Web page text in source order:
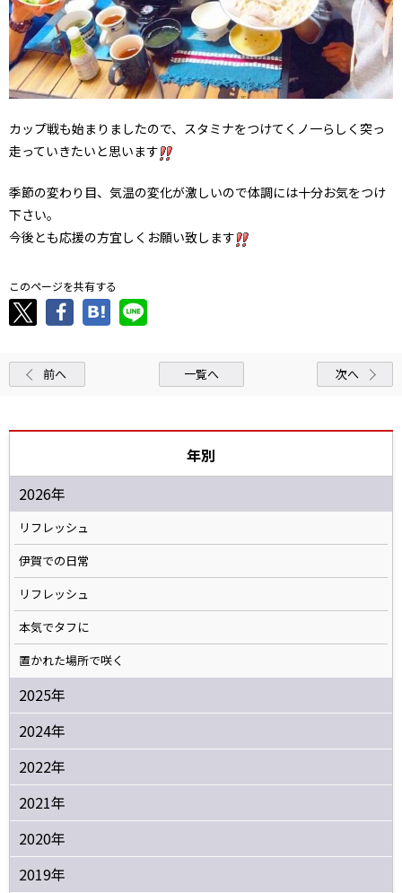
カップ戦も始まりましたので、スタミナをつけてくノ一らしく突っ
走っていきたいと思います
季節の変わり目、気温の変化が激しいので体調には十分お気をつけ
下さい。
今後とも応援の方宜しくお願い致します
このページを共有する
前へ 一覧へ 次へ
年別
2026年
リフレッシュ
伊賀での日常
リフレッシュ
本気でタフに
置かれた場所で咲く
2025年
2024年
2022年
2021年
2020年
2019年